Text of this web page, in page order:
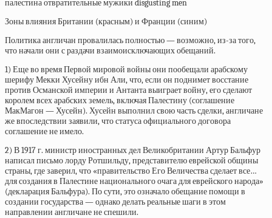
Зоны влияния Британии (красным) и Франции (синим)
Политика англичан провалилась полностью — возможно, из-за того,
что начали они с раздачи взаимоисключающих обещаний.
1) Еще во время Первой мировой войны они пообещали арабскому
шерифу Мекки Хусейну ибн Али, что, если он поднимет восстание
против Османской империи и Антанта выиграет войну, его сделают
королем всех арабских земель, включая Палестину (соглашение
МакМагон — Хусейн). Хусейн выполнил свою часть сделки, англичане
же впоследствии заявили, что статуса официального договора
соглашение не имело.
2) В 1917 г. министр иностранных дел Великобритании Артур Бальфур
написал письмо лорду Ротшильду, представителю еврейской общины
страны, гдезаверил, что «правительство Его Величества сделает все…
для создания в Палестине национального очага для еврейского народа»
(декларация Бальфура). По сути, это означало обещание помощи в
создании государства — однако делать реальные шаги в этом
направлении англичане не спешили.